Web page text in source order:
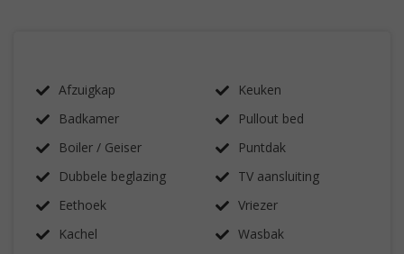
Afzuigkap
Badkamer
Boiler / Geiser
Dubbele beglazing
Eethoek
Kachel
Keuken
Pullout bed
Puntdak
TV aansluiting
Vriezer
Wasbak